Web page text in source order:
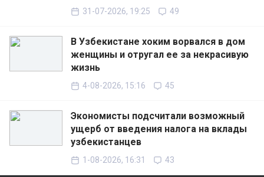
31-07-2026, 19:25 49
В Узбекистане хоким ворвался в дом
женщины и отругал ее за некрасивую
жизнь
4-08-2026, 15:16 45
Экономисты подсчитали возможный
ущерб от введения налога на вклады
узбекистанцев
1-08-2026, 16:31 43